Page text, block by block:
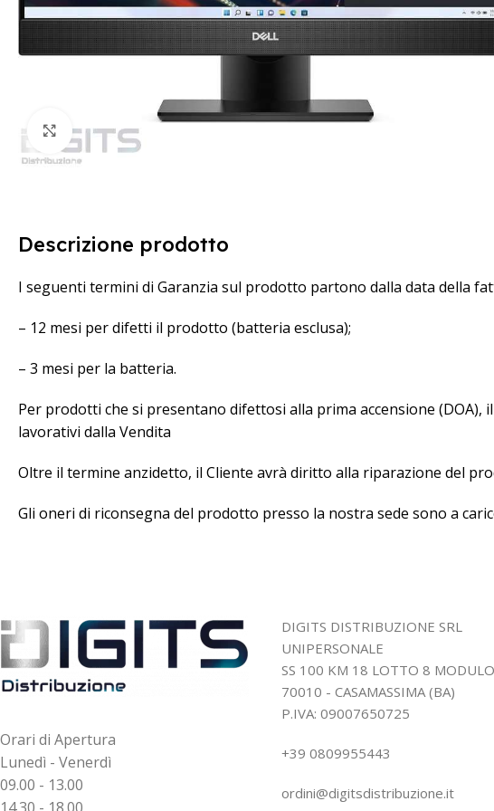
Clicca per ingrandire
Descrizione prodotto
I seguenti termini di Garanzia sul prodotto partono dalla data della
– 12 mesi per difetti il prodotto (batteria esclusa);
– 3 mesi per la batteria.
Per prodotti che si presentano difettosi alla prima accensione
lavorativi dalla Vendita
Oltre il termine anzidetto, il Cliente avrà diritto alla riparazione del
Gli oneri di riconsegna del prodotto presso la nostra sede sono a
Orari di Apertura
Lunedì - Venerdì
09.00 - 13.00
DIGITS DISTRIBUZIONE SRL
UNIPERSONALE
SS 100 KM 18 LOTTO 8
70010 - CASAMASSIMA (BA)
P.IVA: 09007650725
+39 0809955443
ordini@digitsdistribuzione.it